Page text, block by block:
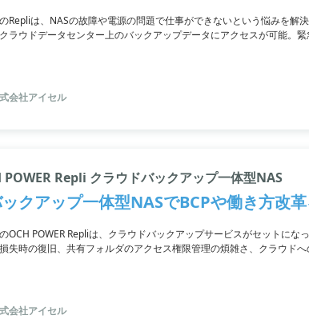
Repliは、NASの故障や電源の問題で仕事ができないという悩みを解
ラウドデータセンター上のバックアップデータにアクセスが可能。
けることができます。また、Repliのクラウドバックアップ機能は初期
会社アイセル
POWER Repli クラウドバックアップ一体型NAS
クアップ一体型NASでBCPや働き方改革
OCH POWER Repliは、クラウドバックアップサービスがセットにな
失時の復旧、共有フォルダのアクセス権限管理の煩雑さ、クラウド
ーク導入の課題、BCP対策の必要性を解決できます。また、ランサム
効果があります。新規導入や入れ替えを検討している方にもおすすめ
会社アイセル